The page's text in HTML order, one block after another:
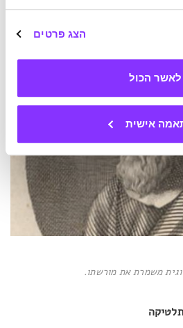
הצג פרטים
לאשר הכול
אישית
הומוגניים של בית חרושת לציונים.
משמרת את מורשתו.